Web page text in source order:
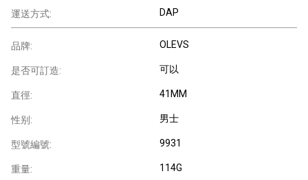
運送方式: DAP
品牌: OLEVS
是否可訂造: 可以
直徑: 41MM
性别: 男士
型號編號: 9931
重量: 114G